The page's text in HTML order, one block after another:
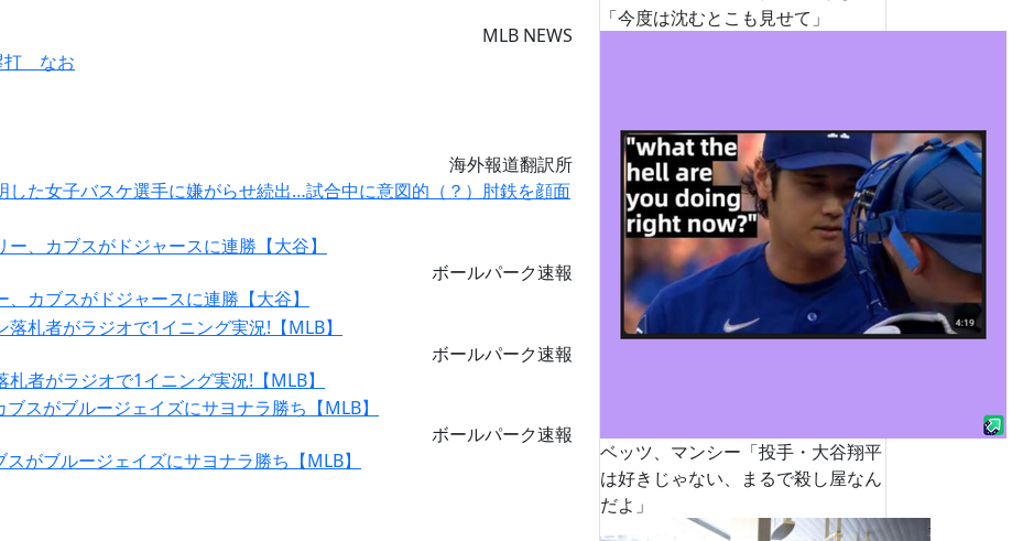
MLB NEWS
打 なお
海外報道翻訳所
た女子バスケ選手に嫌がらせ続出…試合中に意図的（？）肘鉄を顔面
ボールパーク速報
カブスがドジャースに連勝【大谷】
ボールパーク速報
者がラジオで1イニング実況!【MLB】
ボールパーク速報
がブルージェイズにサヨナラ勝ち【MLB】
「今度は沈むとこも見せて」
ベッツ、マンシー「投手・大谷翔平
は好きじゃない、まるで殺し屋なん
だよ」